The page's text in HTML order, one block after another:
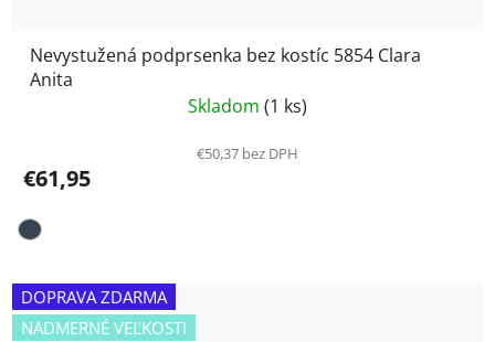
Nevystužená podprsenka bez kostíc 5854 Clara
Anita
Skladom (1 ks)
€50,37 bez DPH
€61,95
DOPRAVA ZDARMA
NADMERNÉ VEĽKOSTI